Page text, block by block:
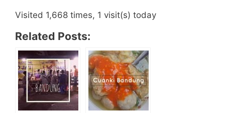
Visited 1,668 times, 1 visit(s) today
Related Posts: